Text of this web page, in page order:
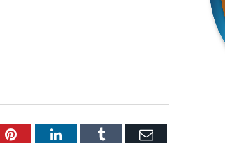
PinterestLinkedInTumblr Email